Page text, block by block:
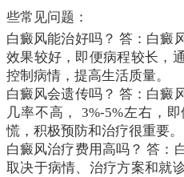
些常见问题：
白癜风能治好吗？ 答：白癜
效果较好，即便病程较长，
控制病情，提高生活质量。
白癜风会遗传吗？ 答：白癜
几率不高， 3%-5%左右，
慌，积极预防和治疗很重要。
白癜风治疗费用高吗？ 答：
取决于病情、治疗方案和就